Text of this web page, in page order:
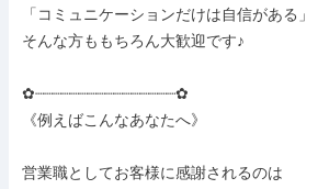
「コミュニケーションだけは自信がある」
そんな方ももちろん大歓迎です♪
✿┈┈┈┈┈┈┈┈┈┈┈┈┈┈┈┈✿
《例えばこんなあなたへ》
営業職としてお客様に感謝されるのは